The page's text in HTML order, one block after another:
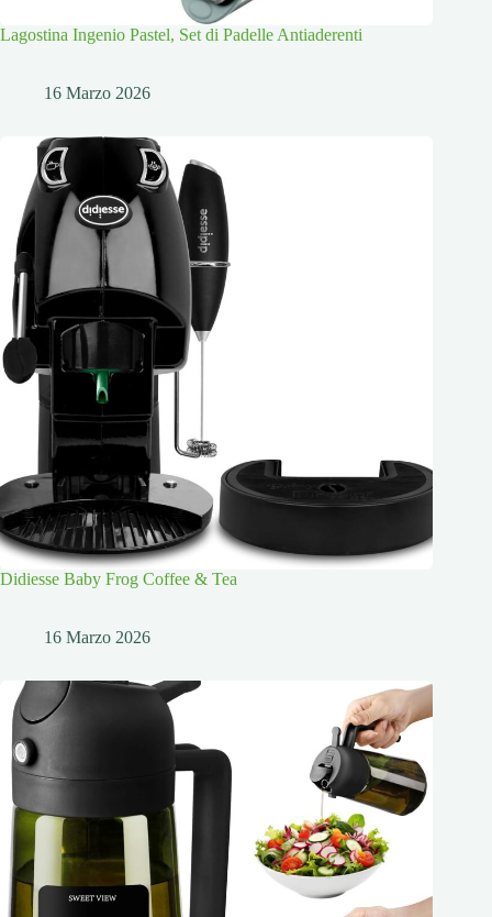
Lagostina Ingenio Pastel, Set di Padelle Antiaderenti
16 Marzo 2026
Didiesse Baby Frog Coffee & Tea
16 Marzo 2026